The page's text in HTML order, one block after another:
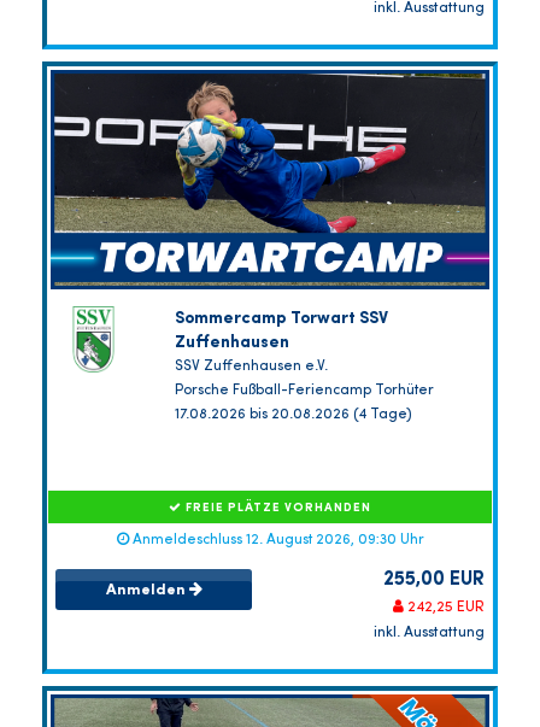
inkl. Ausstattung
Sommercamp Torwart SSV
Zuffenhausen
SSV Zuffenhausen e.V.
Porsche Fußball-Feriencamp Torhüter
17.08.2026 bis 20.08.2026 (4 Tage)
FREIE PLÄTZE VORHANDEN
Anmeldeschluss 12. August 2026, 09:30 Uhr
Anmelden 255,00 EUR
242,25 EUR
inkl. Ausstattung